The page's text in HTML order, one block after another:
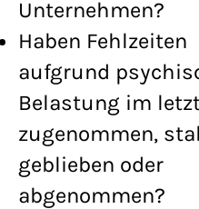
Unternehmen?
Haben Fehlzeiten
aufgrund
Belastung im
zugenommen,
geblieben oder
abgenommen?